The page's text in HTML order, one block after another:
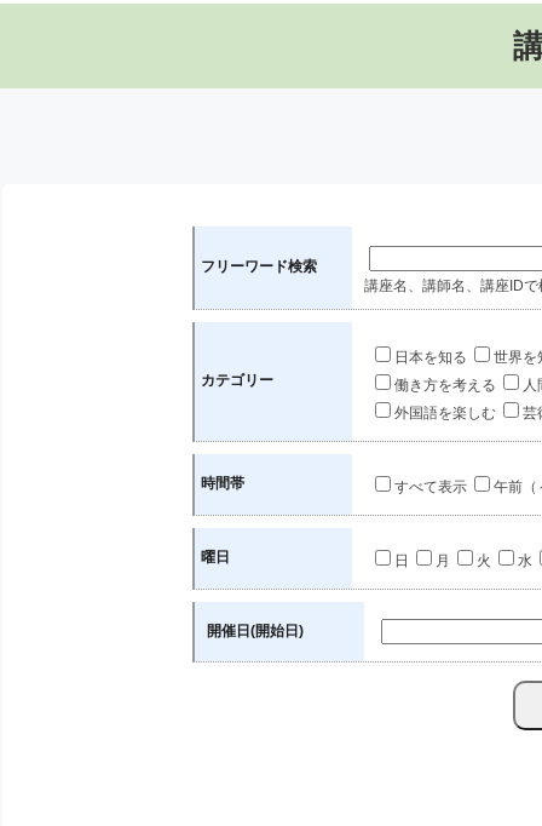
フリーワード検索
講座名、講師名、講座IDで
カテゴリー
日本を知る
世界を
働き方を考える
人
外国語を楽しむ
芸
時間帯 すべて表示 午前（
曜日 日 月 火 水
開催日(開始日)